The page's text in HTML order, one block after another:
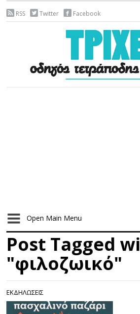
RSS Twitter Facebook
Open Main Menu
Post Tagged
"φιλοζωικό"
ΕΚΔΗΛΩΣΕΙΣ